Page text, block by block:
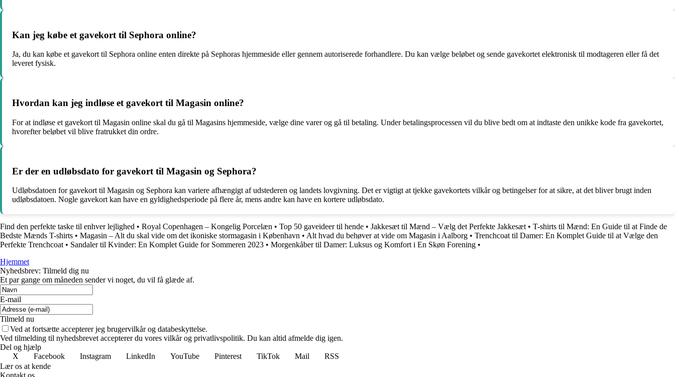
Kan jeg købe et gavekort til Sephora online?
Ja, du kan købe et gavekort til Sephora online enten direkte på Sephoras hjemmeside eller gennem autoriserede forhandlere. Du kan vælge beløbet og sende gavekortet elektronisk til modtageren eller få det
leveret fysisk.
Hvordan kan jeg indløse et gavekort til Magasin online?
For at indløse et gavekort til Magasin online skal du gå til Magasins hjemmeside, vælge dine varer og gå til betaling. Under betalingsprocessen vil du blive bedt om at indtaste den unikke kode fra gavekortet,
hvorefter beløbet vil blive fratrukket din ordre.
Er der en udløbsdato for gavekort til Magasin og Sephora?
Udløbsdatoen for gavekort til Magasin og Sephora kan variere afhængigt af udstederen og landets lovgivning. Det er vigtigt at tjekke gavekortets vilkår og betingelser for at sikre, at det bliver brugt inden
udløbsdatoen. Nogle gavekort kan have en gyldighedsperiode på flere år, mens andre kan have en kortere udløbsdato.
Find den perfekte taske til enhver lejlighed • Royal Copenhagen – Kongelig Porcelæn • Top 50 gaveideer til hende • Jakkesæt til Mænd – Vælg det Perfekte Jakkesæt • T-shirts til Mænd: En Guide til at Finde de
Bedste Mænds T-shirts • Magasin – Alt du skal vide om det ikoniske stormagasin i København • Alt hvad du behøver at vide om Magasin i Aalborg • Trenchcoat til Damer: En Komplet Guide til at Vælge den
Perfekte Trenchcoat • Sandaler til Kvinder: En Komplet Guide for Sommeren 2023 • Morgenkåber til Damer: Luksus og Komfort i En Skøn Forening •
Hjemmet
Nyhedsbrev: Tilmeld dig nu
Et par gange om måneden sender vi noget, du vil få glæde af.
E-mail
Tilmeld nu
Ved at fortsætte accepterer jeg brugervilkår og databeskyttelse.
Ved tilmelding til nyhedsbrevet accepterer du vores vilkår og privatlivspolitik. Du kan altid afmelde dig igen.
Del og hjælp
X
Facebook Instagram LinkedIn YouTube Pinterest TikTok Mail
RSS
Lær os at kende